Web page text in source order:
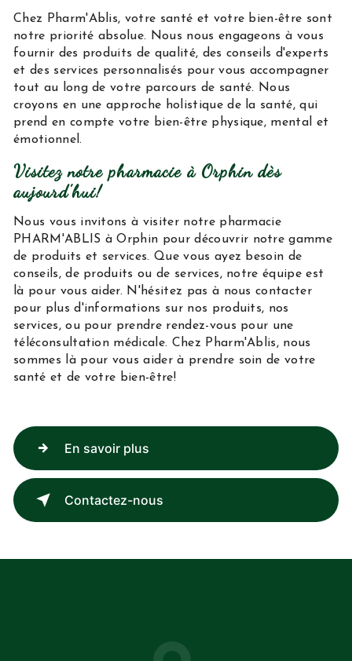
Chez Pharm'Ablis, votre santé et votre bien-être sont
notre priorité absolue. Nous nous engageons à vous
fournir des produits de qualité, des conseils d'experts
et des services personnalisés pour vous accompagner
tout au long de votre parcours de santé. Nous
croyons en une approche holistique de la santé, qui
prend en compte votre bien-être physique, mental et
émotionnel.
Visitez notre pharmacie à Orphin dès
aujourd'hui!
Nous vous invitons à visiter notre pharmacie
PHARM'ABLIS à Orphin pour découvrir notre gamme
de produits et services. Que vous ayez besoin de
conseils, de produits ou de services, notre équipe est
là pour vous aider. N'hésitez pas à nous contacter
pour plus d'informations sur nos produits, nos
services, ou pour prendre rendez-vous pour une
téléconsultation médicale. Chez Pharm'Ablis, nous
sommes là pour vous aider à prendre soin de votre
santé et de votre bien-être!
En savoir plus
Contactez-nous